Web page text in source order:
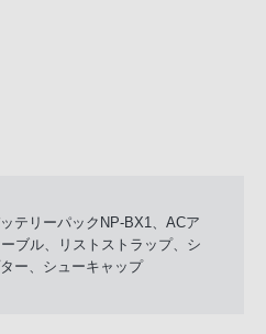
テリーパックNP-BX1、ACア
ブル、リストストラップ、シ
ー、シューキャップ